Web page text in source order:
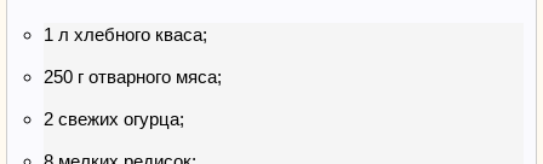
1 л хлебного кваса;
250 г отварного мяса;
2 свежих огурца;